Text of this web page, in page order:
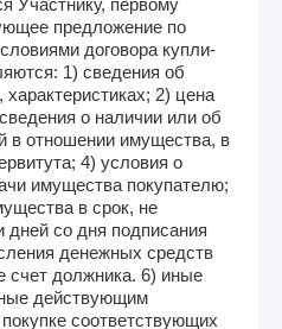
предложение по
договора купли-
1) сведения об
2) цена
о наличии или об
в отношении имущества, в
4) условия о
имущества покупателю;
в срок, не
со дня подписания
денежных средств
счет должника. 6) иные
действующим
соответствующих